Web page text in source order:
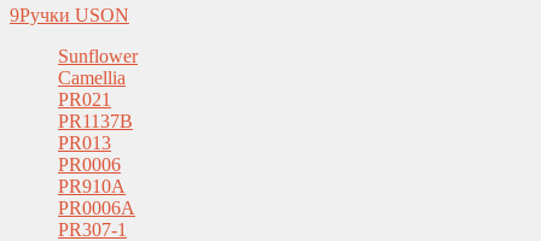
9Ручки USON
Sunflower
Camellia
PR021
PR1137B
PR013
PR0006
PR910A
PR0006A
PR307-1